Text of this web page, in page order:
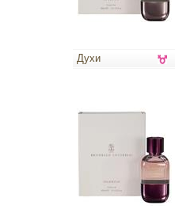
Духи